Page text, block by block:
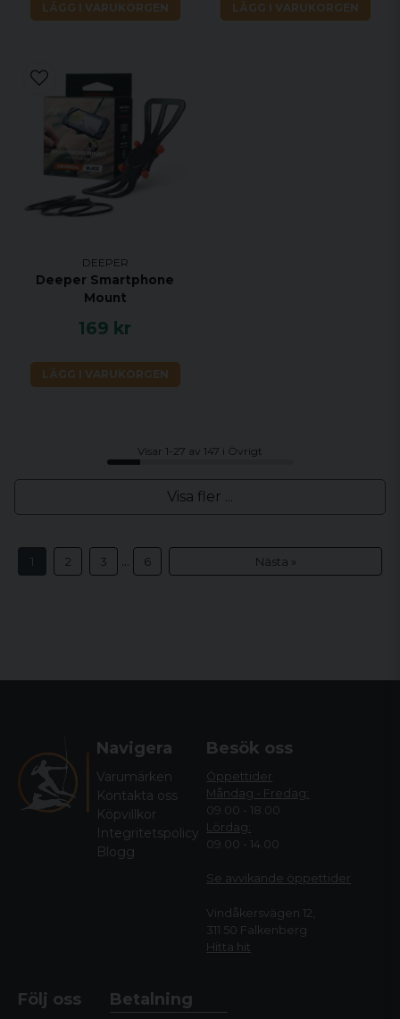
LÄGG I VARUKORGEN LÄGG I VARUKORGEN
DEEPER
Deeper Smartphone
Mount
169 kr
LÄGG I VARUKORGEN
Visar 1-27 av 147 i Övrigt
Visa fler ...
1 2 3 ... 6 Nästa »
Navigera
Varumärken
Kontakta oss
Köpvillkor
Integritetspolicy
Blogg
Besök oss
Öppettider
Måndag - Fredag:
09.00 - 18.00
Lördag:
09.00 - 14.00
Se avvikande öppettider
Vindåkersvägen 12,
311 50 Falkenberg
Hitta hit
Följ oss Betalning